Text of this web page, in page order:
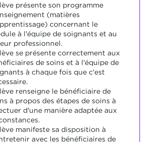
présente son programme
(matières
concernant le
à l'équipe de soignants et au
professionnel.
se présente correctement aux
de soins et à l'équipe de
à chaque fois que c'est
renseigne le bénéficiaire de
à propos des étapes de soins à
d'une manière adaptée aux
manifeste sa disposition à
avec les bénéficiaires de